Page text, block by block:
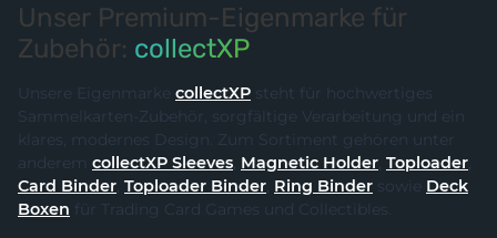
Unser Premium-Eigenmarke für
Zubehör: collectXP
Unsere Eigenmarke collectXP steht für hochwertiges
Sammelkarten-Zubehör, sorgfältige Verarbeitung und ein
klares, modernes Design. Zum Sortiment gehören unter
anderem collectXP Sleeves, Magnetic Holder, Toploader,
Card Binder, Toploader Binder, Ring Binder sowie Deck
Boxen für Trading Card Games und Collectibles.